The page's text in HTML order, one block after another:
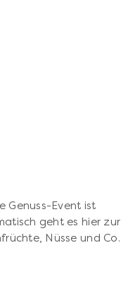
Genuss-Event ist
geht es hier zur
Nüsse und Co.